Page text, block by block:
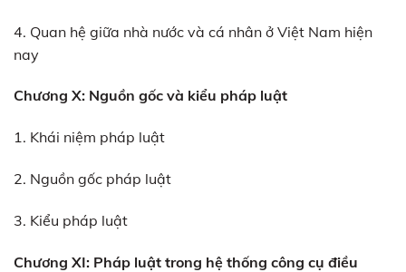
4. Quan hệ giữa nhà nước và cá nhân ở Việt Nam hiện
nay
Chương X: Nguồn gốc và kiểu pháp luật
1. Khái niệm pháp luật
2. Nguồn gốc pháp luật
3. Kiểu pháp luật
Chương XI: Pháp luật trong hệ thống công cụ điều